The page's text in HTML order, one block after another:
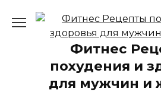
содержанию
Фитнес
похудения и
для мужчин и